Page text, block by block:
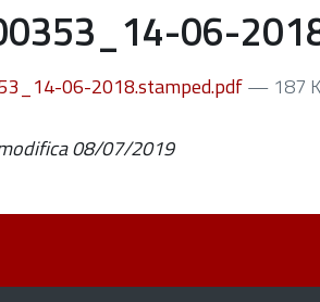
06-
06-2018.stamped.pdf— 187
08/07/2019